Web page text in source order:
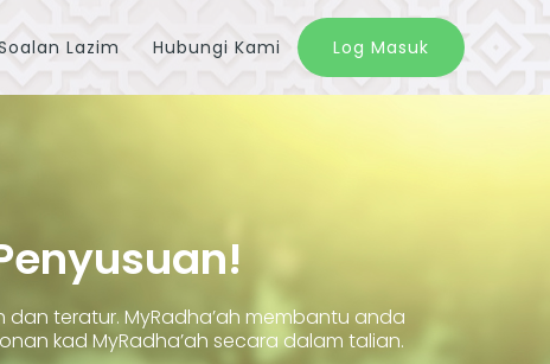
Lazim Hubungi Kami Log Masuk
teratur. MyRadha’ah membantu anda
kad MyRadha’ah secara dalam talian.